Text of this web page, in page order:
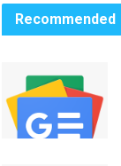
Recommended